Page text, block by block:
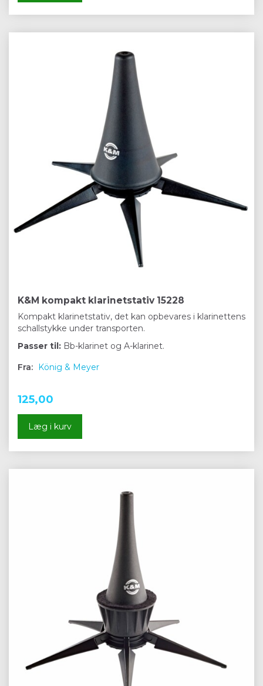
K&M kompakt klarinetstativ 15228
Kompakt klarinetstativ, det kan opbevares i klarinettens
schallstykke under transporten.
Passer til: Bb-klarinet og A-klarinet.
Fra: König & Meyer
125,00
Læg i kurv